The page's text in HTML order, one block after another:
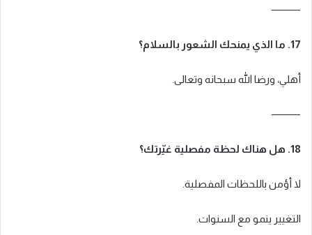
⸻
17. ما الذي يمنحك الشعور بالسلام؟
أهلي، ورضا الله سبحانه وتعالى.
⸻
18. هل هناك لحظة مفصلية غيّرتك؟
لا أؤمن باللحظات المفصلية.
التغيير ينمو مع السنوات.